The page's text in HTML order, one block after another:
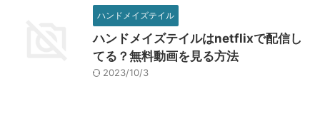
ハンドメイズテイル
ハンドメイズテイルはnetflixで配信し
てる？無料動画を見る方法
2023/10/3